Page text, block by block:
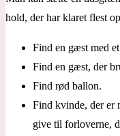
hold, der har klaret flest
Find en gæst med
Find en gæst, der
Find rød ballon.
Find kvinde, der er
give til forloverne,